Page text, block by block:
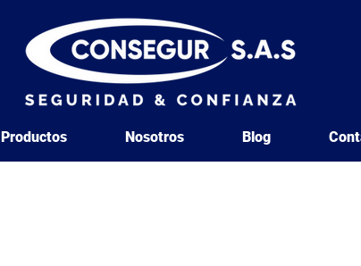
Productos Nosotros Blog